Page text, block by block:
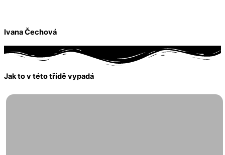
Ivana Čechová
Jak to v této třídě vypadá